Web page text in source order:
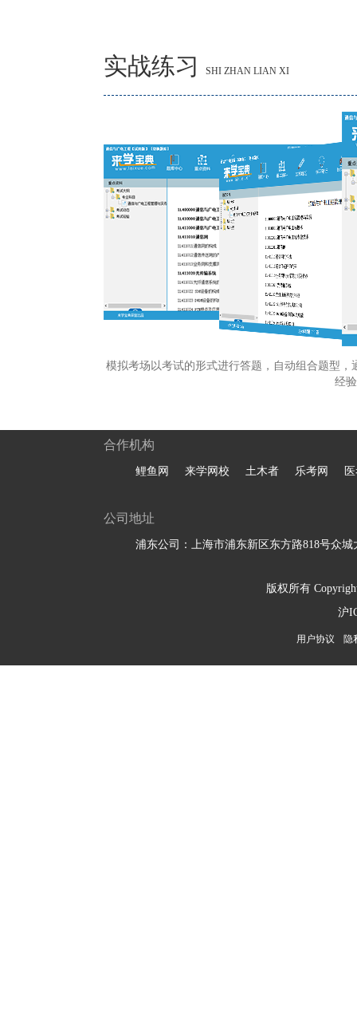
实战练习 SHI ZHAN LIAN XI
模拟考场以考试的形式进行答题，自动组合题型
经
合作机构
鲤鱼网 来学网校 土木者 乐考网
公司地址
浦东公司：上海市浦东新区东方路818号众城
版权所有
沪
用户协议 隐